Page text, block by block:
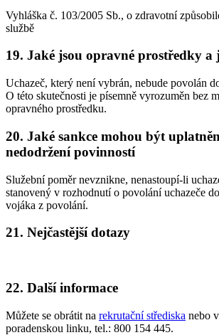
Vyhláška č. 103/2005 Sb., o zdravotní
službě
19. Jaké jsou opravné prostředky
Uchazeč, který není vybrán, nebude povolán
O této skutečnosti je písemně vyrozuměn bez
opravného prostředku.
20. Jaké sankce mohou být
nedodržení povinností
Služební poměr nevznikne, nenastoupí-li
stanovený v rozhodnutí o povolání uchazeče
vojáka z povolání.
21. Nejčastější dotazy
22. Další informace
Můžete se obrátit na rekrutační střediska nebo
poradenskou linku, tel.: 800 154 445.